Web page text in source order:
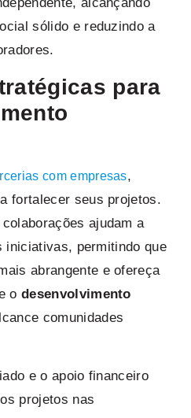
alcançando
sólido e reduzindo a
para
com empresas,
fortalecer seus projetos.
ajudam a
iniciativas, permitindo que
abrangente e ofereça
odesenvolvimento
comunidades
e o apoio financeiro
projetos nas